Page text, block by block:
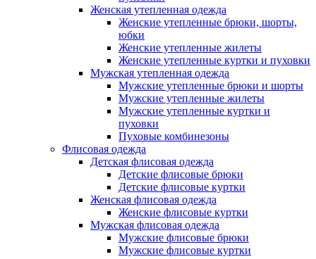
Женская утепленная одежда
Женские утепленные брюки, шорты,
юбки
Женские утепленные жилеты
Женские утепленные куртки и пуховки
Мужская утепленная одежда
Мужские утепленные брюки и шорты
Мужские утепленные жилеты
Мужские утепленные куртки и
пуховки
Пуховые комбинезоны
Флисовая одежда
Детская флисовая одежда
Детские флисовые брюки
Детские флисовые куртки
Женская флисовая одежда
Женские флисовые куртки
Мужская флисовая одежда
Мужские флисовые брюки
Мужские флисовые куртки